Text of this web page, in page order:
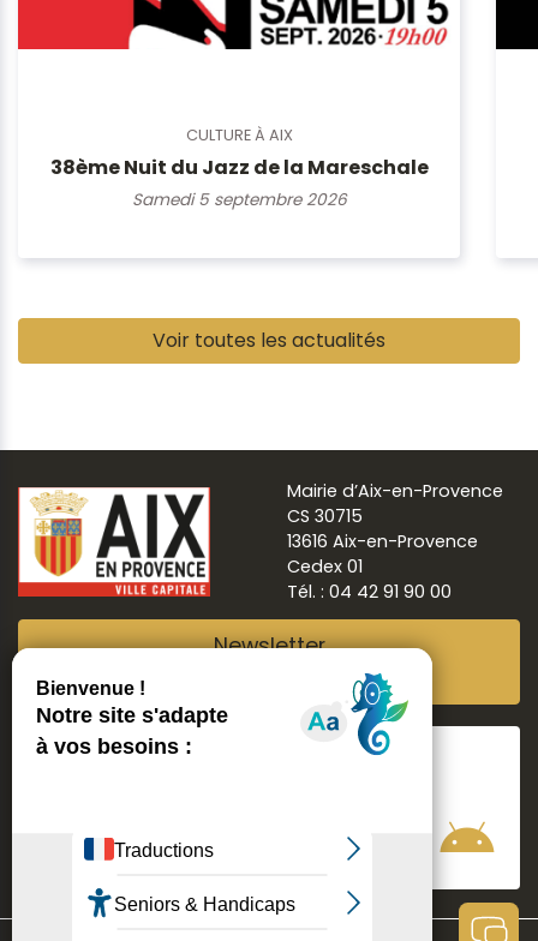
CULTURE À AIX
38ème Nuit du Jazz de la Mareschale
Samedi 5 septembre 2026
Voir toutes les actualités
Mairie d’Aix-en-Provence
CS 30715
13616 Aix-en-Provence
Cedex 01
Tél. : 04 42 91 90 00
Newsletter
Suivre Aix ma ville